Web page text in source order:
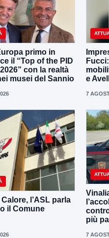
primo in
il “Top of the PID
con la realtà
musei del Sannio
e
7
Calore, l’ASL parla
il Comune
più
7